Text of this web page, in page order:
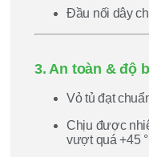
Đầu nối dây
3. An toàn & độ
Vỏ tủ đạt
Chịu được
vượt quá +45